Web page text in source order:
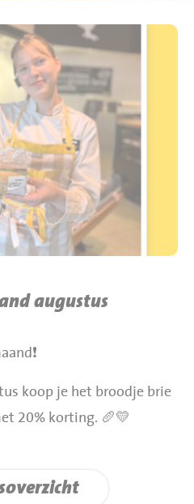
augustus
koop je het broodje brie
20% korting. 🥖💛